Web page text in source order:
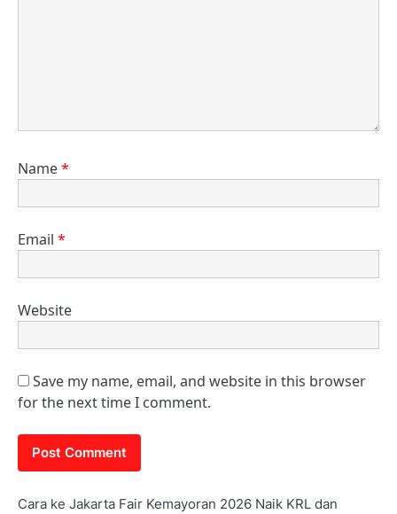
Name*
Email *
Website
Save my name, email, and website in this browser
for the next time I comment.
Cara ke Jakarta Fair Kemayoran 2026 Naik KRL dan